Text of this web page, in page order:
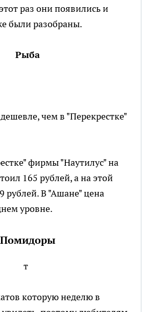
раз они появились и
были разобраны.
Рыба
чем в "Перекрестке"
фирмы "Наутилус" на
165 рублей, а на этой
рублей. В "Ашане" цена
уровне.
Помидоры
т
которую неделю в